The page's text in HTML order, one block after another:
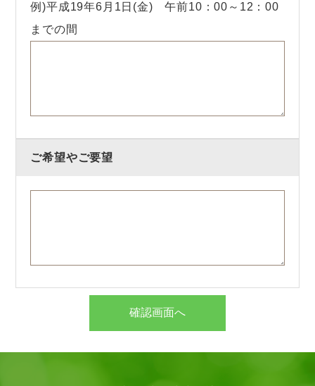
例)平成19年6月1日(金) 午前10：00～12：00
までの間
ご希望やご要望